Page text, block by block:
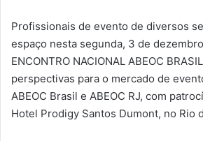
Profissionais de evento de diversos
espaço nesta segunda, 3 de
ENCONTRO NACIONAL ABEOC
perspectivas para o mercado de
ABEOC Brasil e ABEOC RJ, com
Hotel Prodigy Santos Dumont, no Rio